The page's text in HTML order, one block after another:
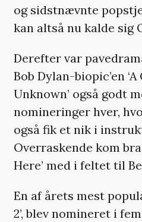
og sidstnævnte
kan altså nu kalde sig
Derefter var
Bob Dylan-biopic’en
Unknown’ også godt
nomineringer hver,
også fik et nik i
Overraskende kom
Here’ med i feltet til
En af årets mest
2’, blev nomineret i